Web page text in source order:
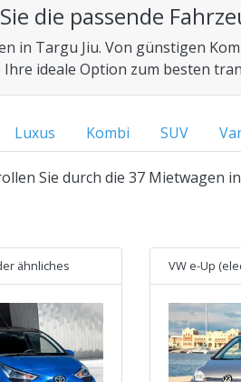
die passende
in Targu Jiu. Von günstigen
Ihre ideale Option zum besten
Luxus Kombi SUV
Sie durch die 37 Mietwagen
ähnliches VW e-Up